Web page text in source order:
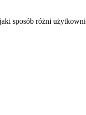
sposób różni